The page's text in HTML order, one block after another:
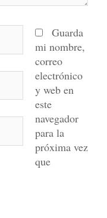
Guarda
mi nombre,
correo
electrónico
y web en
este
navegador
para la
próxima vez
que